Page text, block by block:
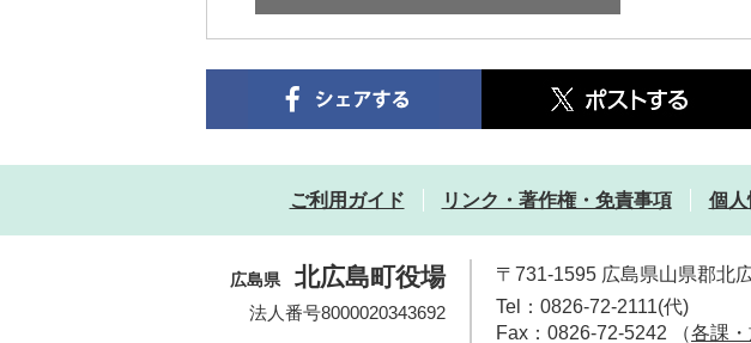
ご利用ガイド リンク・著作権・免責事項 個
広島県 北広島町役場
法人番号8000020343692
〒731-1595 広島県山県郡北
Tel：0826-72-2111(代)
Fax：0826-72-5242
（各課